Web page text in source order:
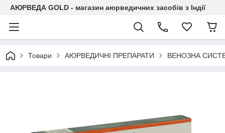
АЮРВЕДА GOLD - магазин аюрведичних засобів з Індії
Товари АЮРВЕДИЧНІ ПРЕПАРАТИ ВЕНОЗНА